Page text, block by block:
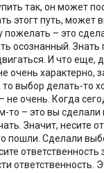
так, он может
этогт путь, может
пожелать – это
осознанный. Знать
И что еще,
очень характерно,
выбор делать-то
не очень. Когда
то – это вы сделали
Значит, несите
пошли. Сделали
ответственность
ответственность.